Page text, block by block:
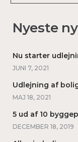
Nyeste
Nu starter
JUNI 7, 2021
Udlejning af
MAJ 18, 2021
5 ud af 10
DECEMBER 18, 2019